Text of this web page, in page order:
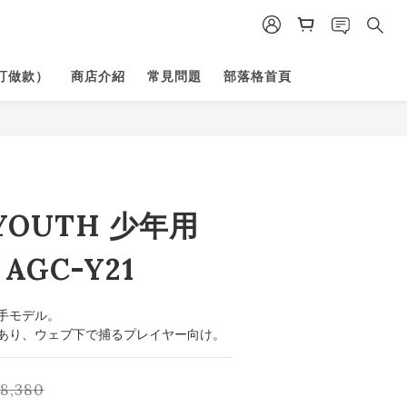
款） 商店介紹 常見問題 部落格首頁
少年用
Y21
デル。
、ウェブ下で捕るプレイヤー向け。